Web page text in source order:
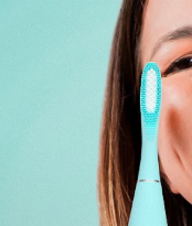
FAQ™ Pure
issa™ Teeth
Français